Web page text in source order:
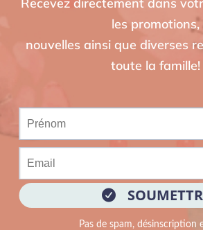
les promotions,
nouvelles ainsi que diverses
toute la famille!